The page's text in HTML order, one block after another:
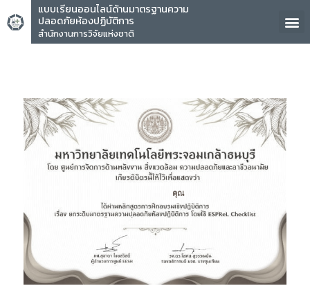
แบบเรียนออนไลน์ด้านมาตรฐานความ
ปลอดภัยห้องปฏิบัติการ
สำนักงานการวิจัยแห่งชาติ
คุณ